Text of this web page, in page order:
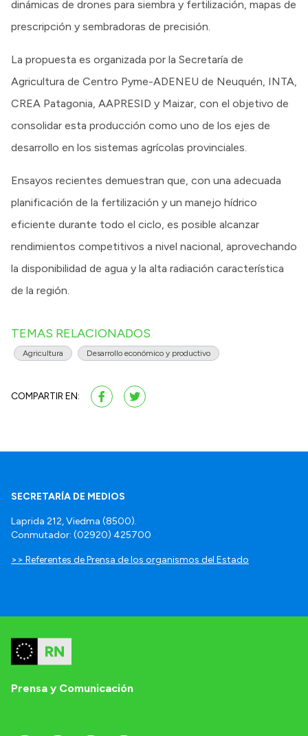
dinámicas de drones para siembra y fertilización, mapas de
prescripción y sembradoras de precisión.
La propuesta es organizada por la Secretaría de
Agricultura de Centro Pyme-ADENEU de Neuquén, INTA,
CREA Patagonia, AAPRESID y Maizar, con el objetivo de
consolidar esta producción como uno de los ejes de
desarrollo en los sistemas agrícolas provinciales.
Ensayos recientes demuestran que, con una adecuada
planificación de la fertilización y un manejo hídrico
eficiente durante todo el ciclo, es posible alcanzar
rendimientos competitivos a nivel nacional, aprovechando
la disponibilidad de agua y la alta radiación característica
de la región.
TEMAS RELACIONADOS
Agricultura Desarrollo económico y productivo
COMPARTIR EN:
SECRETARÍA DE MEDIOS
Laprida 212, Viedma (8500).
Conmutador: (02920) 425700
>> Referentes de Prensa de los organismos del Estado
Prensa y Comunicación